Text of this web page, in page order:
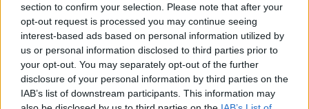
section to confirm your selection. Please note that after your
opt-out request is processed you may continue seeing
interest-based ads based on personal information utilized by
us or personal information disclosed to third parties prior to
your opt-out. You may separately opt-out of the further
disclosure of your personal information by third parties on the
IAB’s list of downstream participants. This information may
Ποτέ δεν είναι αργά,
κυριολεκτικά. Ο Άντονι Χόπκινς
στα 88 αρνείται να το βάλει κάτω
και κυκλοφορεί το 1ο του
άλμπουμ με ορχηστρικές συνθέσεις και τίτλο:
Life Is A Dream. Φυσικά και είναι Άντονι...